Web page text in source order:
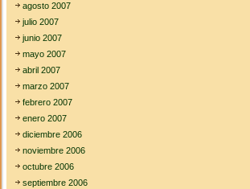
agosto 2007
julio 2007
junio 2007
mayo 2007
abril 2007
marzo 2007
febrero 2007
enero 2007
diciembre 2006
noviembre 2006
octubre 2006
septiembre 2006